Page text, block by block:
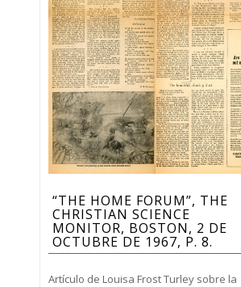
“THE HOME FORUM”, THE
CHRISTIAN SCIENCE
MONITOR, BOSTON, 2 DE
OCTUBRE DE 1967, P. 8.
Artículo de Louisa Frost Turley sobre la